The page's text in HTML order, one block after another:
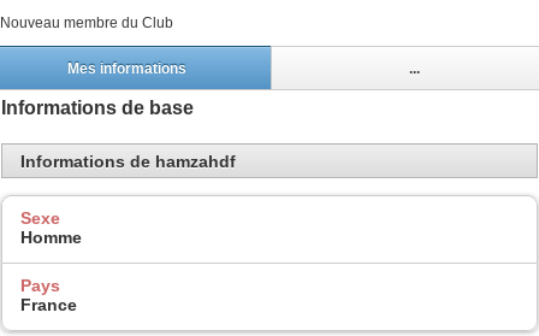
Nouveau membre du Club
Mes informations ...
Informations de base
Informations de hamzahdf
Sexe
Homme
Pays
France